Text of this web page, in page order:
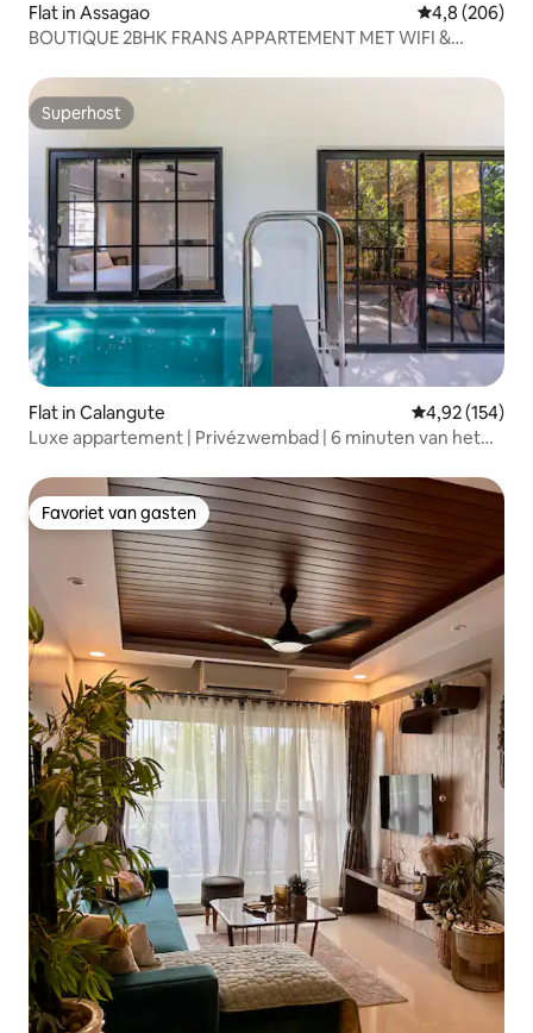
Flat in Assagao Gemiddelde
4,8 (206)
BOUTIQUE 2BHK FRANS APPARTEMENT MET WIFI &
Superhost
Superhost
Flat in Calangute Gemiddelde
4,92 (154)
Luxe appartement | Privézwembad | 6 minuten van het
Favoriet van gasten
Favoriet van gasten